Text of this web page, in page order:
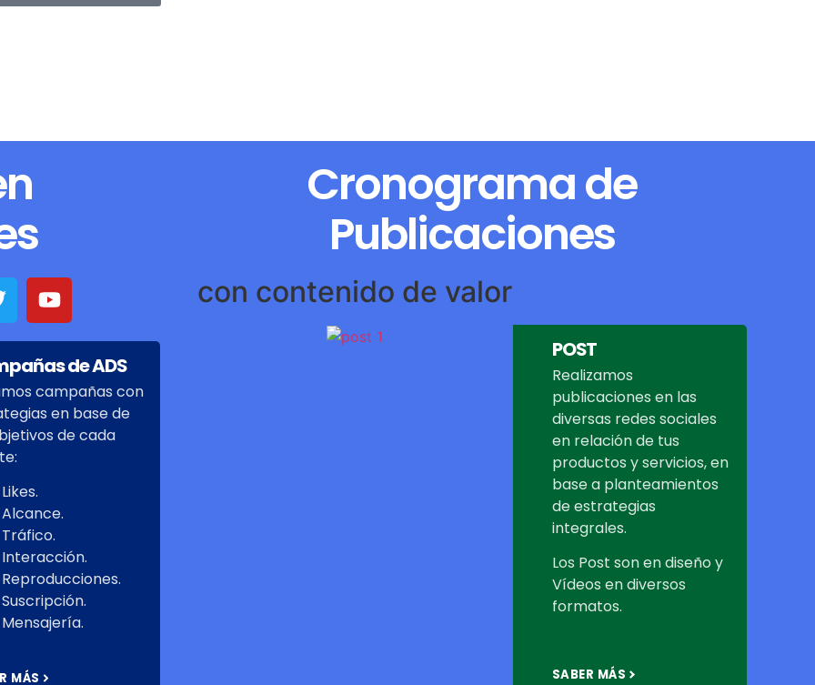
de ADS
campañas con
en base de
de cada
Likes.
Alcance.
Tráfico.
Interacción.
Reproducciones.
Suscripción.
Mensajería.
MÁS
Cronograma de
Publicaciones
con contenido de valor
POST
Realizamos
publicaciones en las
diversas redes sociales
en relación de tus
productos y servicios, en
base a planteamientos
de estrategias
integrales.
Los Post son en diseño y
Vídeos en diversos
formatos.
SABER MÁS